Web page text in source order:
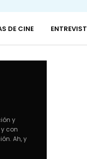
DE CINE
y
con
Ah, y